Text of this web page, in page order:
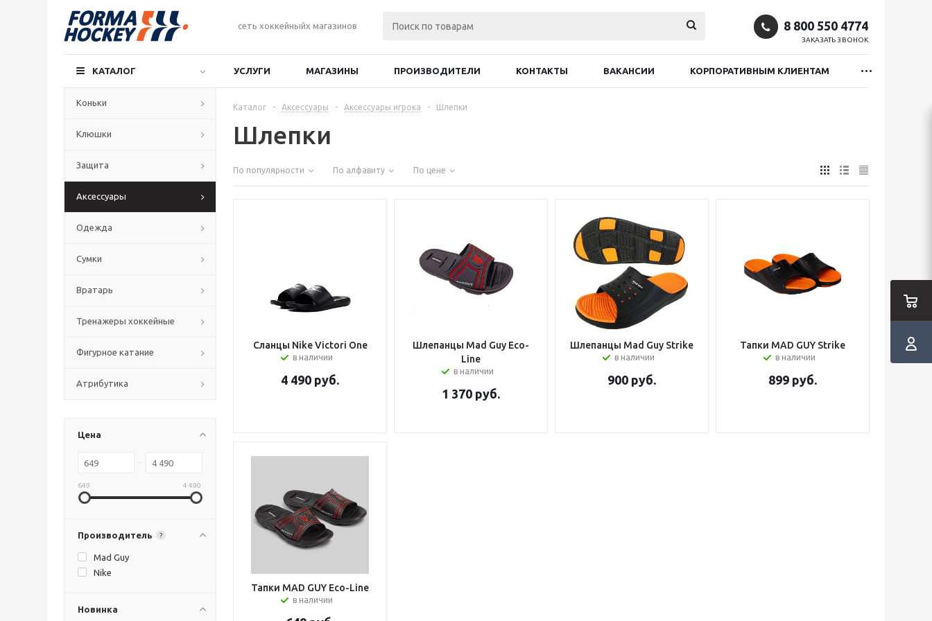
сеть хоккейныйх магазинов 8 800 550 4774
ЗАКАЗАТЬ ЗВОНОК
КАТАЛОГ УСЛУГИ МАГАЗИНЫ ПРОИЗВОДИТЕЛИ КОНТАКТЫ ВАКАНСИИ КОРПОРАТИВНЫМ КЛИЕНТАМ
Коньки
Клюшки
Защита
Аксессуары
Одежда
Сумки
Вратарь
Тренажеры хоккейные
Фигурное катание
Атрибутика
Цена
649 4 490
Производитель ?
Mad Guy
Nike
Новинка
Каталог - Аксессуары - Аксессуары игрока - Шлепки
Шлепки
По популярности По алфавиту По цене
Сланцы Nike Victori One
в наличии
4 490 руб.
Шлепанцы Mad Guy Eco-
Line
в наличии
1 370 руб.
Шлепанцы Mad Guy Strike
в наличии
900 руб.
Тапки MAD GUY Strike
в наличии
899 руб.
Тапки MAD GUY Eco-Line
в наличии